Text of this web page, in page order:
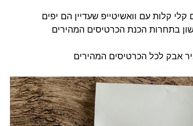
קלות עם וואשיטייפ שעדיין הם יפים
בתחרות הכנת הכרטיסים המהירים
אבק לכל הכרטיסים המהירים